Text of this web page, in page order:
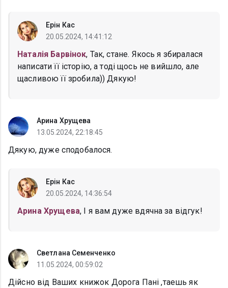
Ерін Кас
20.05.2024, 14:41:12
Наталія Барвінок, Так, стане. Якось я збиралася
написати її історію, а тоді щось не вийшло, але
щасливою її зробила)) Дякую!
Арина Хрущева
13.05.2024, 22:18:45
Дякую, дуже сподобалося.
Ерін Кас
20.05.2024, 14:36:54
Арина Хрущева, І я вам дуже вдячна за відгук!
Светлана Семенченко
11.05.2024, 00:59:02
Дійсно від Ваших книжок Дорога Пані ,таешь як